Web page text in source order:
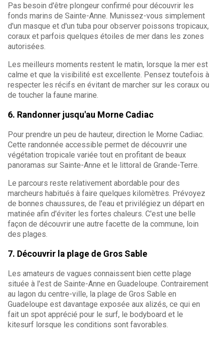
Pas besoin d'être plongeur confirmé pour découvrir les
fonds marins de Sainte-Anne. Munissez-vous simplement
d'un masque et d'un tuba pour observer poissons tropicaux,
coraux et parfois quelques étoiles de mer dans les zones
autorisées.
Les meilleurs moments restent le matin, lorsque la mer est
calme et que la visibilité est excellente. Pensez toutefois à
respecter les récifs en évitant de marcher sur les coraux ou
de toucher la faune marine.
6. Randonner jusqu'au Morne Cadiac
Pour prendre un peu de hauteur, direction le Morne Cadiac.
Cette randonnée accessible permet de découvrir une
végétation tropicale variée tout en profitant de beaux
panoramas sur Sainte-Anne et le littoral de Grande-Terre.
Le parcours reste relativement abordable pour des
marcheurs habitués à faire quelques kilomètres. Prévoyez
de bonnes chaussures, de l'eau et privilégiez un départ en
matinée afin d'éviter les fortes chaleurs. C'est une belle
façon de découvrir une autre facette de la commune, loin
des plages.
7. Découvrir la plage de Gros Sable
Les amateurs de vagues connaissent bien cette plage
située à l'est de Sainte-Anne en Guadeloupe. Contrairement
au lagon du centre-ville, la plage de Gros Sable en
Guadeloupe est davantage exposée aux alizés, ce qui en
fait un spot apprécié pour le surf, le bodyboard et le
kitesurf lorsque les conditions sont favorables.